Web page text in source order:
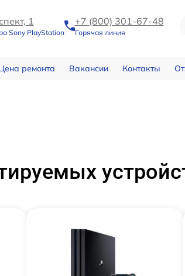
1
Sony PlayStation
+7 (800) 301-67-48
Горячая линия
ремонта Вакансии Контакты